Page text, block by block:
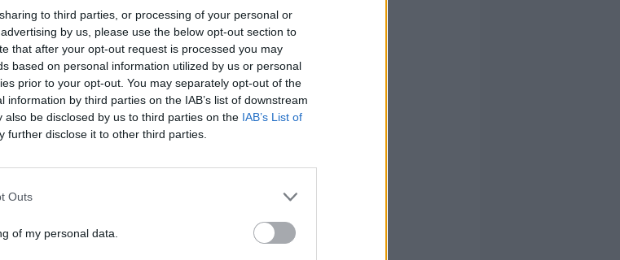
to third parties, or processing of your personal or
by us, please use the below opt-out section to
that after your opt-out request is processed you may
based on personal information utilized by us or personal
prior to your opt-out. You may separately opt-out of the
by third parties on the IAB’s list of downstream
be disclosed by us to third parties on the IAB’s List of
further disclose it to other third parties.
Outs
of my personal data.